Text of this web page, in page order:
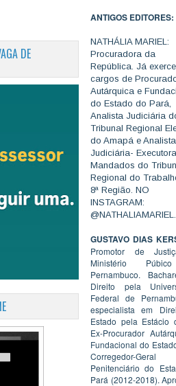
DE
ANTIGOS EDITORES:
NATHÁLIA MARIEL:
Procuradora da
República. Já
cargos de
Autárquica e
do Estado do Pará,
Analista Judiciária
Tribunal Regional
do Amapá e Analista
Judiciária-
Mandados do
Regional do
8ª Região. NO
INSTAGRAM:
@NATHALIAMARIEL.
GUSTAVO DIAS
Promotor de
Ministério
Pernambuco.
Direito pela
Federal de
especialista em
Estado pela Estácio
Ex-Procurador
Fundacional do
Corregedor-Geral
Penitenciário do
Pará (2012-2018).